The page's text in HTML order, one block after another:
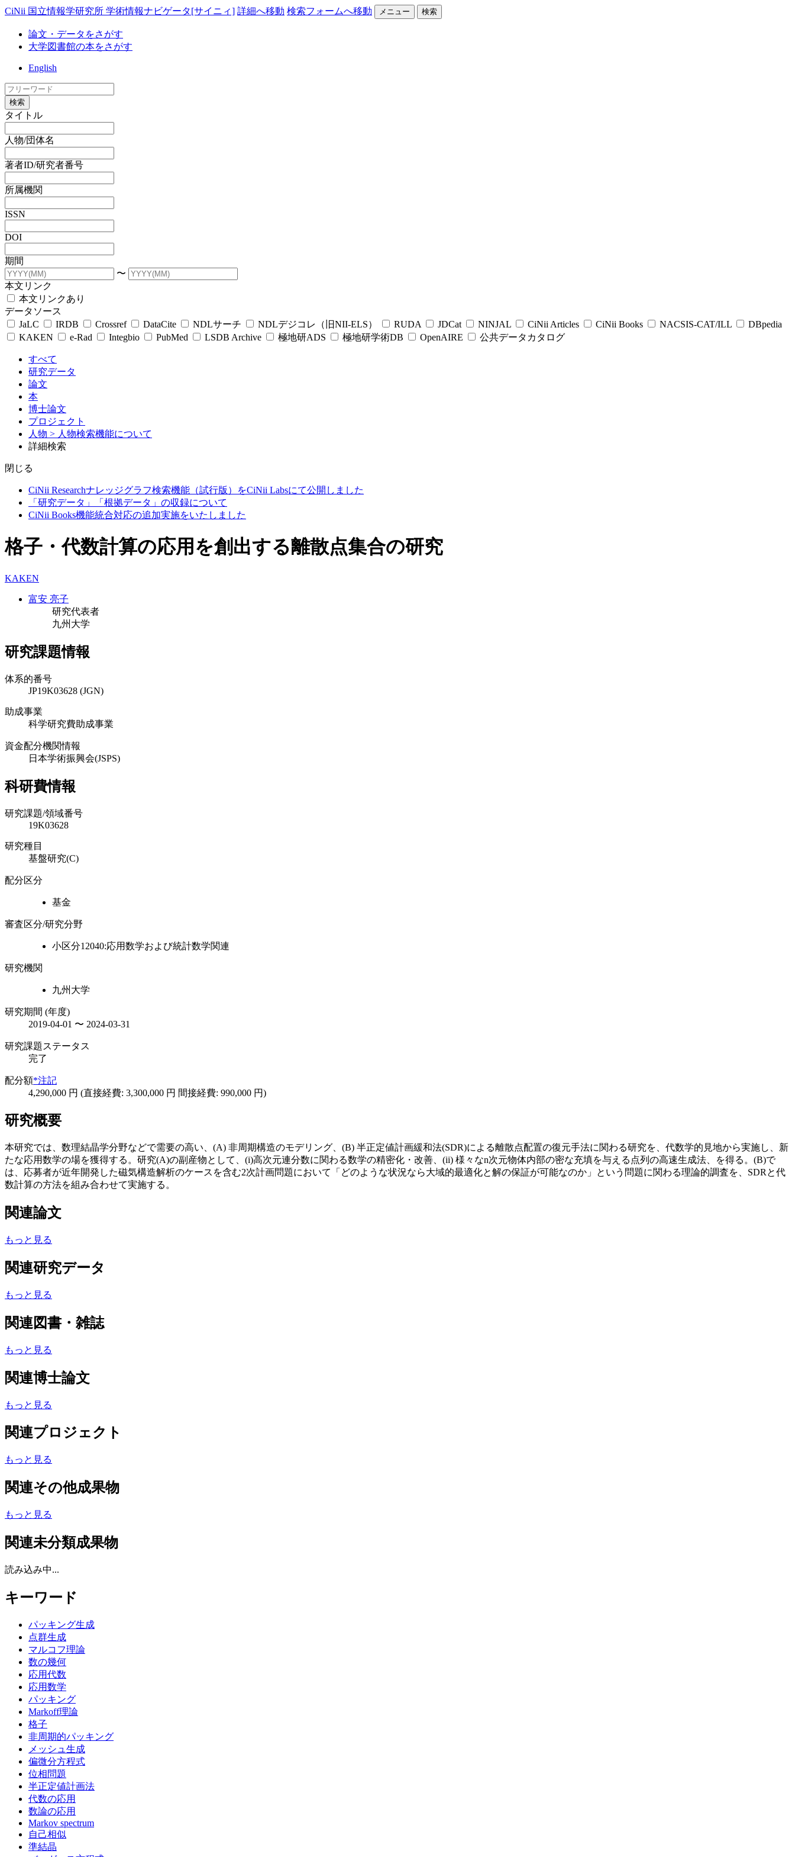
CiNii 国立情報学研究所 学術情報ナビゲータ[サイニィ] 詳細へ移動 検索フォームへ移動 メニュー 検索
論文・データをさがす
大学図書館の本をさがす
English
検索
タイトル
人物/団体名
著者ID/研究者番号
所属機関
ISSN
DOI
期間
〜
本文リンク
本文リンクあり
データソース
JaLC
IRDB Crossref DataCite NDLサーチ NDLデジコレ（旧NII-ELS） RUDA JDCat NINJAL CiNii Articles CiNii Books NACSIS-CAT/ILL
DBpedia
KAKEN
e-Rad Integbio PubMed LSDB Archive 極地研ADS 極地研学術DB OpenAIRE 公共データカタログ
すべて
研究データ
論文
本
博士論文
プロジェクト
人物 > 人物検索機能について
詳細検索
閉じる
CiNii Researchナレッジグラフ検索機能（試行版）をCiNii Labsにて公開しました
「研究データ」「根拠データ」の収録について
CiNii Books機能統合対応の追加実施をいたしました
格子・代数計算の応用を創出する離散点集合の研究
KAKEN
富安 亮子
研究代表者
九州大学
研究課題情報
体系的番号
JP19K03628 (JGN)
助成事業
科学研究費助成事業
資金配分機関情報
日本学術振興会(JSPS)
科研費情報
研究課題/領域番号
19K03628
研究種目
基盤研究(C)
配分区分
基金
審査区分/研究分野
小区分12040:応用数学および統計数学関連
研究機関
九州大学
研究期間 (年度)
2019-04-01 〜 2024-03-31
研究課題ステータス
完了
配分額*注記
4,290,000 円 (直接経費: 3,300,000 円 間接経費: 990,000 円)
研究概要
本研究では、数理結晶学分野などで需要の高い、(A) 非周期構造のモデリング、(B) 半正定値計画緩和法(SDR)による離散点配置の復元手法に関わる研究を、代数学的見地から実施し、新
たな応用数学の場を獲得する。研究(A)の副産物として、(i)高次元連分数に関わる数学の精密化・改善、(ii) 様々なn次元物体内部の密な充填を与える点列の高速生成法、を得る。(B)で
は、応募者が近年開発した磁気構造解析のケースを含む2次計画問題において「どのような状況なら大域的最適化と解の保証が可能なのか」という問題に関わる理論的調査を、SDRと代
数計算の方法を組み合わせて実施する。
関連論文
もっと見る
関連研究データ
もっと見る
関連図書・雑誌
もっと見る
関連博士論文
もっと見る
関連プロジェクト
もっと見る
関連その他成果物
もっと見る
関連未分類成果物
読み込み中...
キーワード
パッキング生成
点群生成
マルコフ理論
数の幾何
応用代数
応用数学
パッキング
Markoff理論
格子
非周期的パッキング
メッシュ生成
偏微分方程式
位相問題
半正定値計画法
代数の応用
数論の応用
Markov spectrum
自己相似
準結晶